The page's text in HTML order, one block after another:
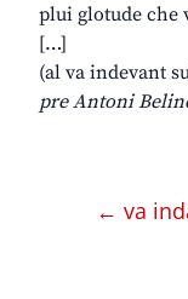
plui glotude che
[…]
(al va indevant
pre Antoni
← va